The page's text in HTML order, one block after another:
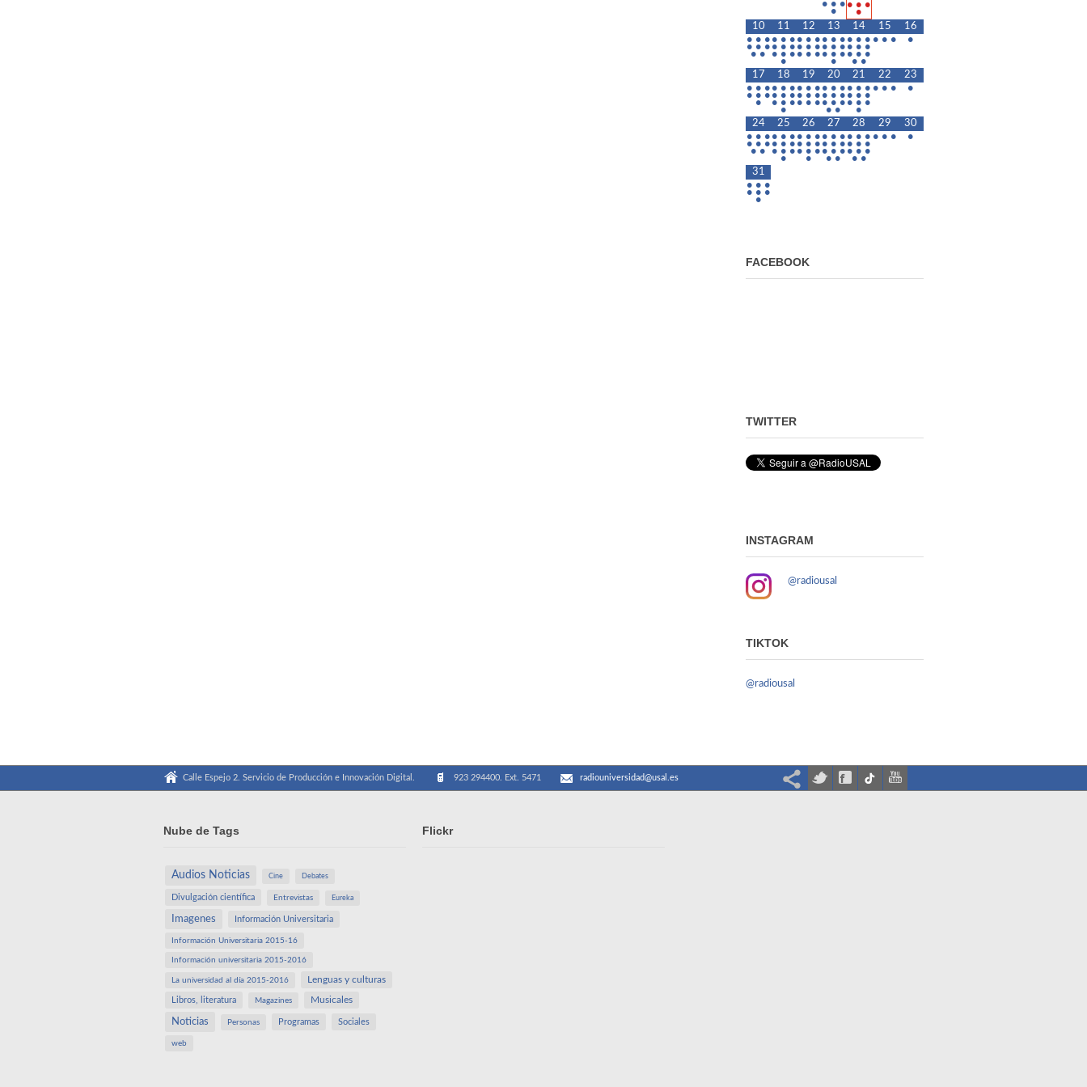
• • •
•
• • •
•
10
• • •
• • •
• •
11
• • •
• • •
• • •
•
12
• • •
• • •
• • •
13
• • •
• • •
• • •
•
14
• • •
• • •
• • •
• •
15
• • •
16
•
17
• • •
• • •
•
18
• • •
• • •
• • •
•
19
• • •
• • •
• • •
20
• • •
• • •
• • •
• •
21
• • •
• • •
• • •
•
22
• • •
23
•
24
• • •
• • •
• •
25
• • •
• • •
• • •
•
26
• • •
• • •
• • •
•
27
• • •
• • •
• • •
• •
28
• • •
• • •
• • •
• •
29
• • •
30
•
31
• • •
• • •
•
FACEBOOK
TWITTER
INSTAGRAM
@radiousal
TIKTOK
@radiousal
Calle Espejo 2. Servicio de Producción e Innovación Digital. 923 294400. Ext. 5471 radiouniversidad@usal.es
Nube de Tags
Audios Noticias Cine Debates
Divulgación científica Entrevistas Eureka
Imagenes Información Universitaria
Información Universitaria 2015-16
Información universitaria 2015-2016
La universidad al día 2015-2016 Lenguas y culturas
Libros, literatura Magazines Musicales
Noticias Personas Programas Sociales
web
Flickr